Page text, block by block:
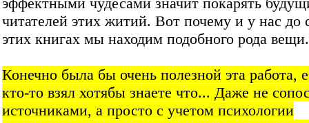
читателей этих житий. Вот почему и у нас до
этих книгах мы находим подобного рода вещи.
Конечно была бы очень полезной эта работа,
кто-то взял хотябы знаете что... Даже не
источниками, а просто с учетом психологии